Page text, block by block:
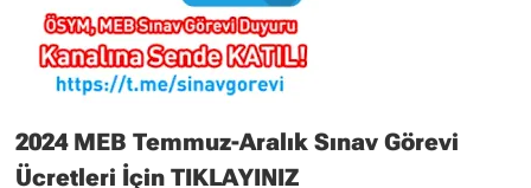
2024 MEB Temmuz-Aralık Sınav Görevi
Ücretleri İçin TIKLAYINIZ